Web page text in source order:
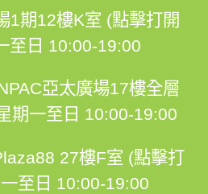
1期12樓K室 (點擊打開
至日 10:00-19:00
亞太廣場17樓全層
期一至日 10:00-19:00
27樓F室 (點擊打
至日 10:00-19:00